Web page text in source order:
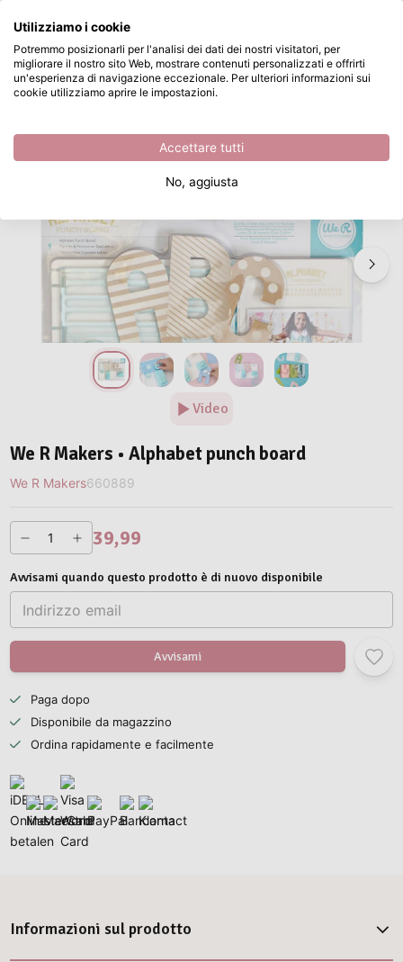
Passa al contenuto principale
Disponibile da magazzino We R Makers • Alphabet punch board
/ We R Makers / We R Makers • Alphabet punch board
Video
We R Makers • Alphabet punch board
We R Makers660889
39,99
Avvisami quando questo prodotto è di nuovo disponibile
Avvisami
Paga dopo
Disponibile da magazzino
Ordina rapidamente e facilmente
Informazioni sul prodotto
Cosa stai cercando?
Utilizziamo i cookie
Potremmo posizionarli per l'analisi dei dati dei nostri visitatori, per
migliorare il nostro sito Web, mostrare contenuti personalizzati e offrirti
un'esperienza di navigazione eccezionale. Per ulteriori informazioni sui
cookie utilizziamo aprire le impostazioni.
Accettare tutti
No, aggiusta